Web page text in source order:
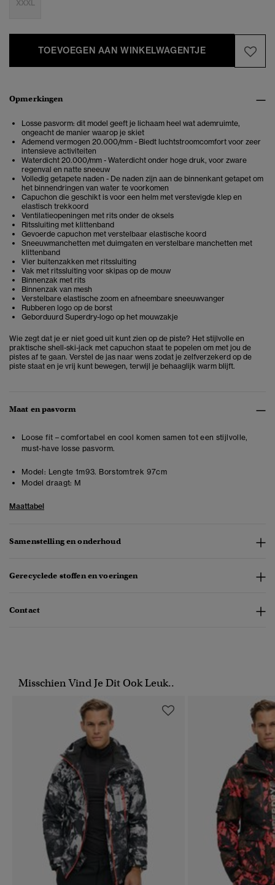
XXXL
TOEVOEGEN AAN WINKELWAGENTJE
Opmerkingen
Losse pasvorm: dit model geeft je lichaam heel wat ademruimte,
ongeacht de manier waarop je skiet
Ademend vermogen 20.000/mm - Biedt luchtstroomcomfort voor zeer
intensieve activiteiten
Waterdicht 20.000/mm - Waterdicht onder hoge druk, voor zware
regenval en natte sneeuw
Volledig getapete naden - De naden zijn aan de binnenkant getapet om
het binnendringen van water te voorkomen
Capuchon die geschikt is voor een helm met verstevigde klep en
elastisch trekkoord
Ventilatieopeningen met rits onder de oksels
Ritssluiting met klittenband
Gevoerde capuchon met verstelbaar elastische koord
Sneeuwmanchetten met duimgaten en verstelbare manchetten met
klittenband
Vier buitenzakken met ritssluiting
Vak met ritssluiting voor skipas op de mouw
Binnenzak met rits
Binnenzak van mesh
Verstelbare elastische zoom en afneembare sneeuwvanger
Rubberen logo op de borst
Geborduurd Superdry-logo op het mouwzakje
Wie zegt dat je er niet goed uit kunt zien op de piste? Het stijlvolle en
praktische shell-ski-jack met capuchon staat te popelen om met jou de
pistes af te gaan. Verstel de jas naar wens zodat je zelfverzekerd op de
piste staat en je vrij kunt bewegen, terwijl je behaaglijk warm blijft.
Maat en pasvorm
Loose fit – comfortabel en cool komen samen tot een stijlvolle,
must-have losse pasvorm.
Model: Lengte 1m93. Borstomtrek 97cm
Model draagt: M
Maattabel
Samenstelling en onderhoud
Gerecyclede stoffen en voeringen
Contact
Misschien Vind Je Dit Ook Leuk..